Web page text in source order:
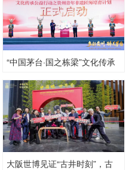
“中国茅台·国之栋梁”文化传承
公益行动之贵州青年非遗匠师
培育计划启动
大阪世博见证“古井时刻”，古